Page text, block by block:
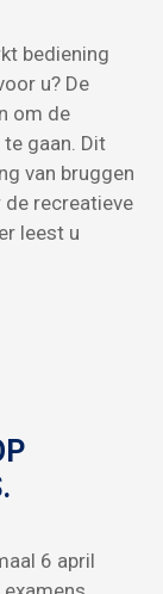
bediening
u? De
om de
gaan. Dit
van bruggen
de recreatieve
leest u
6 april